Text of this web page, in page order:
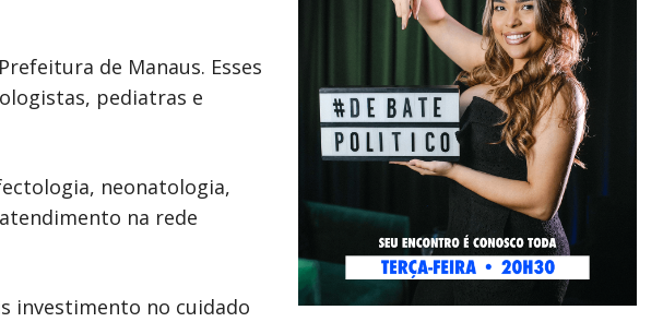
de Manaus. Esses
pediatras e
neonatologia,
na rede
investimento no cuidado